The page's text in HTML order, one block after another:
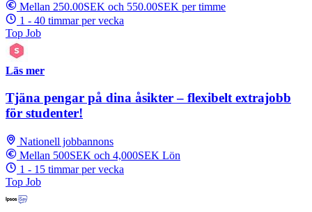
Mellan 250.00SEK och 550.00SEK per timme
1 - 40 timmar per vecka
Top Job
Läs mer
Tjäna pengar på dina åsikter – flexibelt extrajobb
för studenter!
Nationell jobbannons
Mellan 500SEK och 4,000SEK Lön
1 - 15 timmar per vecka
Top Job